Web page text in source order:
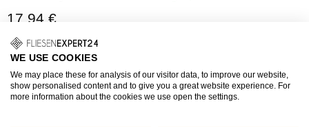
17,94 €
Grundpreis: 4,49 €/Stück
inkl. Mehrwertsteuer, zzgl.
Die Endkappe für DURACOVE ZK hat die Funktion, das
Eindringen von Schmutz zu verhindern. Sie kann sowohl links als
WE USE COOKIES
We may place these for analysis of our visitor data, to improve our website,
show personalised content and to give you a great website experience. For
more information about the cookies we use open the settings.